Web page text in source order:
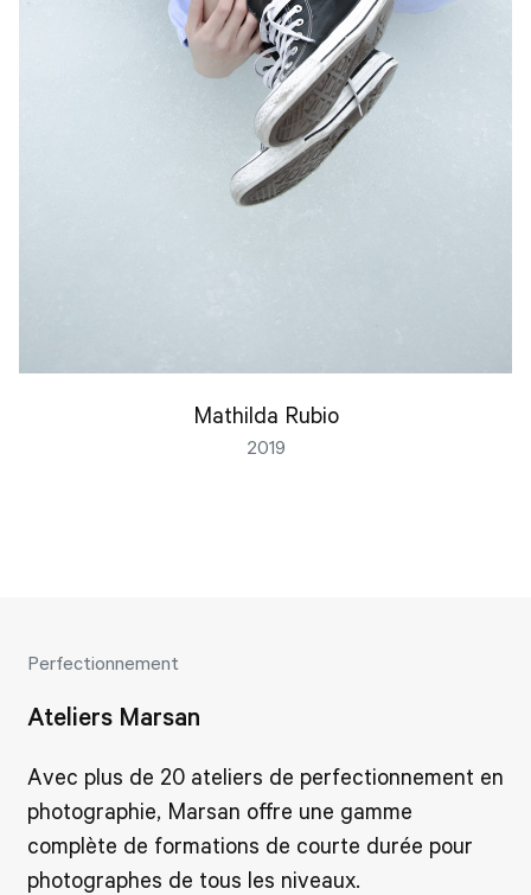
Mathilda Rubio
2019
Perfectionnement
Ateliers Marsan
Avec plus de 20 ateliers de perfectionnement en
photographie, Marsan offre une gamme
complète de formations de courte durée pour
photographes de tous les niveaux.